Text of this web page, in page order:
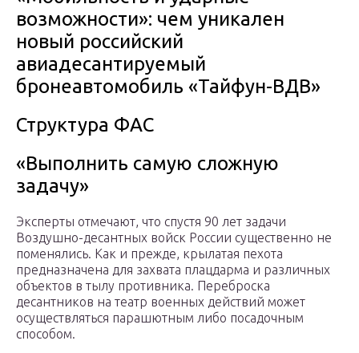
возможности»: чем уникален
новый российский
авиадесантируемый
бронеавтомобиль «Тайфун-ВДВ»
Структура ФАС
«Выполнить самую сложную
задачу»
Эксперты отмечают, что спустя 90 лет задачи
Воздушно-десантных войск России существенно не
поменялись. Как и прежде, крылатая пехота
предназначена для захвата плацдарма и различных
объектов в тылу противника. Переброска
десантников на театр военных действий может
осуществляться парашютным либо посадочным
способом.